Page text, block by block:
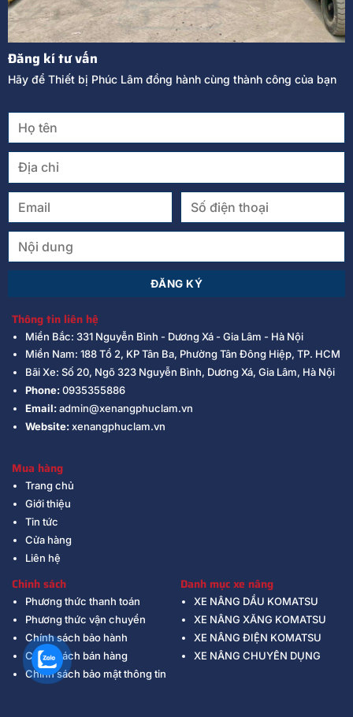
Đăng kí tư vấn
Hãy để Thiết bị Phúc Lâm đồng hành cùng thành công của bạn
Thông tin liên hệ
Miền Bắc: 331 Nguyễn Bình - Dương Xá - Gia Lâm - Hà Nội
Miền Nam: 188 Tổ 2, KP Tân Ba, Phường Tân Đông Hiệp, TP. HCM
Bãi Xe: Số 20, Ngõ 323 Nguyễn Bình, Dương Xá, Gia Lâm, Hà Nội
Phone:0935355886
Email:admin@xenangphuclam.vn
Website:xenangphuclam.vn
Mua hàng
Trang chủ
Giới thiệu
Tin tức
Cửa hàng
Liên hệ
Chính sách
Phương thức thanh toán
Phương thức vận chuyển
Chính sách bảo hành
Chính sách bán hàng
Chính sách bảo mật thông tin
Danh mục xe nâng
XE NÂNG DẦU KOMATSU
XE NÂNG XĂNG KOMATSU
XE NÂNG ĐIỆN KOMATSU
XE NÂNG CHUYÊN DỤNG